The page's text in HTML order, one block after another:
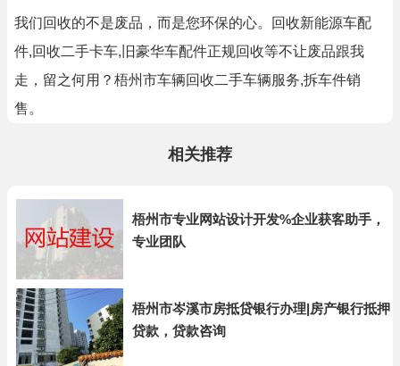
我们回收的不是废品，而是您环保的心。回收新能源车配
件,回收二手卡车,旧豪华车配件正规回收等不让废品跟我
走，留之何用？梧州市车辆回收二手车辆服务,拆车件销
售。
相关推荐
梧州市专业网站设计开发%企业获客助手，
专业团队
梧州市岑溪市房抵贷银行办理|房产银行抵押
贷款，贷款咨询